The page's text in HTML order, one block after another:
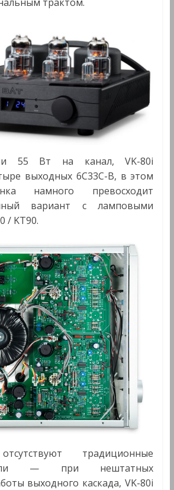
55 Вт на канал, VK-80i
выходных 6C33C-B, в этом
намного превосходит
вариант с ламповыми
/ KT90.
традиционные
— при нештатных
выходного каскада, VK-80i